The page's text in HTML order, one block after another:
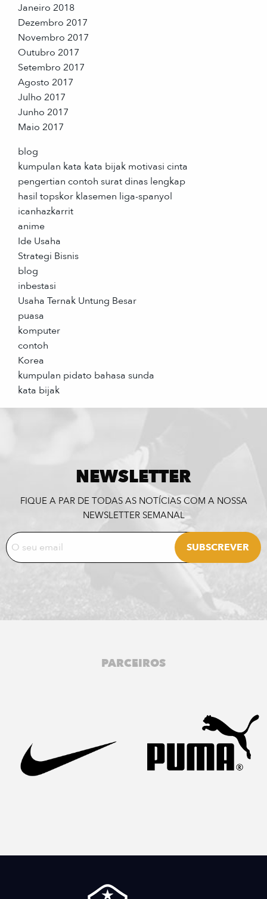
Janeiro 2018
Dezembro 2017
Novembro 2017
Outubro 2017
Setembro 2017
Agosto 2017
Julho 2017
Junho 2017
Maio 2017
blog
kumpulan kata kata bijak motivasi cinta
pengertian contoh surat dinas lengkap
hasil topskor klasemen liga-spanyol
icanhazkarrit
anime
Ide Usaha
Strategi Bisnis
blog
inbestasi
Usaha Ternak Untung Besar
puasa
komputer
contoh
Korea
kumpulan pidato bahasa sunda
kata bijak
NEWSLETTER
FIQUE A PAR DE TODAS AS NOTÍCIAS COM A NOSSA
NEWSLETTER SEMANAL
PARCEIROS